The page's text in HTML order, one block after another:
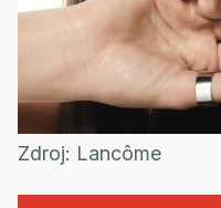
Zdroj: Lancôme